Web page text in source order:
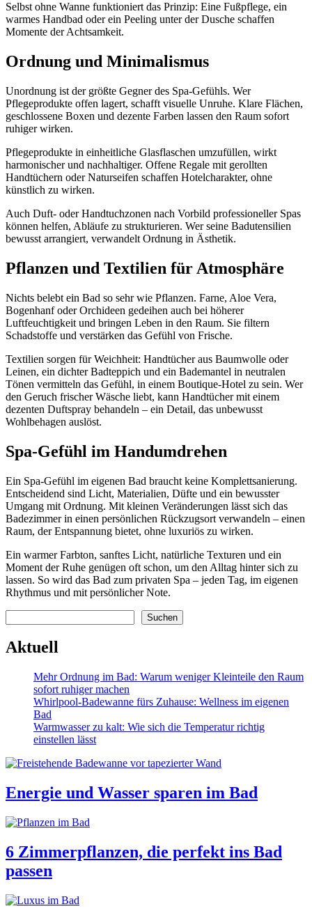
Selbst ohne Wanne funktioniert das Prinzip: Eine Fußpflege, ein
warmes Handbad oder ein Peeling unter der Dusche schaffen
Momente der Achtsamkeit.
Ordnung und Minimalismus
Unordnung ist der größte Gegner des Spa-Gefühls. Wer
Pflegeprodukte offen lagert, schafft visuelle Unruhe. Klare Flächen,
geschlossene Boxen und dezente Farben lassen den Raum sofort
ruhiger wirken.
Pflegeprodukte in einheitliche Glasflaschen umzufüllen, wirkt
harmonischer und nachhaltiger. Offene Regale mit gerollten
Handtüchern oder Naturseifen schaffen Hotelcharakter, ohne
künstlich zu wirken.
Auch Duft- oder Handtuchzonen nach Vorbild professioneller Spas
können helfen, Abläufe zu strukturieren. Wer seine Badutensilien
bewusst arrangiert, verwandelt Ordnung in Ästhetik.
Pflanzen und Textilien für Atmosphäre
Nichts belebt ein Bad so sehr wie Pflanzen. Farne, Aloe Vera,
Bogenhanf oder Orchideen gedeihen auch bei höherer
Luftfeuchtigkeit und bringen Leben in den Raum. Sie filtern
Schadstoffe und verstärken das Gefühl von Frische.
Textilien sorgen für Weichheit: Handtücher aus Baumwolle oder
Leinen, ein dichter Badteppich und ein Bademantel in neutralen
Tönen vermitteln das Gefühl, in einem Boutique-Hotel zu sein. Wer
den Geruch frischer Wäsche liebt, kann Handtücher mit einem
dezenten Duftspray behandeln – ein Detail, das unbewusst
Wohlbehagen auslöst.
Spa-Gefühl im Handumdrehen
Ein Spa-Gefühl im eigenen Bad braucht keine Komplettsanierung.
Entscheidend sind Licht, Materialien, Düfte und ein bewusster
Umgang mit Ordnung. Mit kleinen Veränderungen lässt sich das
Badezimmer in einen persönlichen Rückzugsort verwandeln – einen
Raum, der Entspannung bietet, ohne luxuriös zu wirken.
Ein warmer Farbton, sanftes Licht, natürliche Texturen und ein
Moment der Ruhe genügen oft schon, um den Alltag hinter sich zu
lassen. So wird das Bad zum privaten Spa – jeden Tag, im eigenen
Rhythmus und mit persönlicher Note.
Suchen
Aktuell
Mehr Ordnung im Bad: Warum weniger Kleinteile den Raum
sofort ruhiger machen
Whirlpool-Badewanne fürs Zuhause: Wellness im eigenen
Bad
Warmwasser zu kalt: Wie sich die Temperatur richtig
einstellen lässt
Energie und Wasser sparen im Bad
6 Zimmerpflanzen, die perfekt ins Bad
passen